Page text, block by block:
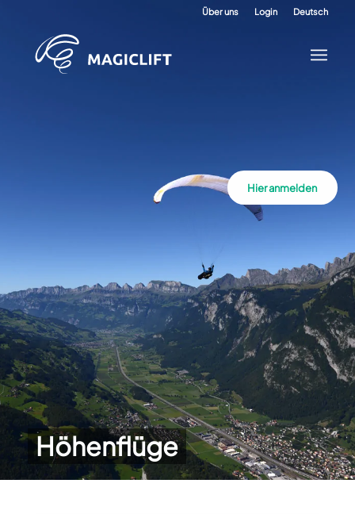
Über uns Login Deutsch
Höhenflüge
Hier anmelden